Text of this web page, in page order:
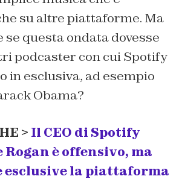
su altre piattaforme. Ma
se questa ondata dovesse
podcaster con cui Spotify
in esclusiva, ad esempio
Obama?
> Il CEO di Spotify
Rogan è offensivo, ma
esclusive la piattaforma